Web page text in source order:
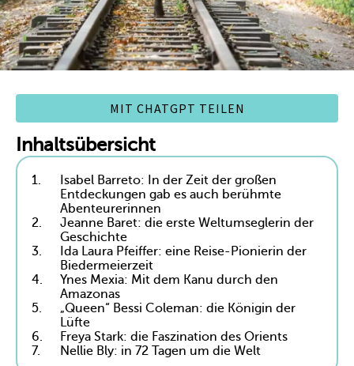
MIT CHATGPT TEILEN
Inhaltsübersicht
1.
Isabel Barreto: In der Zeit der großen
Entdeckungen gab es auch berühmte
Abenteurerinnen
2.
Jeanne Baret: die erste Weltumseglerin der
Geschichte
3.
Ida Laura Pfeiffer: eine Reise-Pionierin der
Biedermeierzeit
4.
Ynes Mexia: Mit dem Kanu durch den
Amazonas
5.
„Queen“ Bessi Coleman: die Königin der
Lüfte
6.
Freya Stark: die Faszination des Orients
7.
Nellie Bly: in 72 Tagen um die Welt